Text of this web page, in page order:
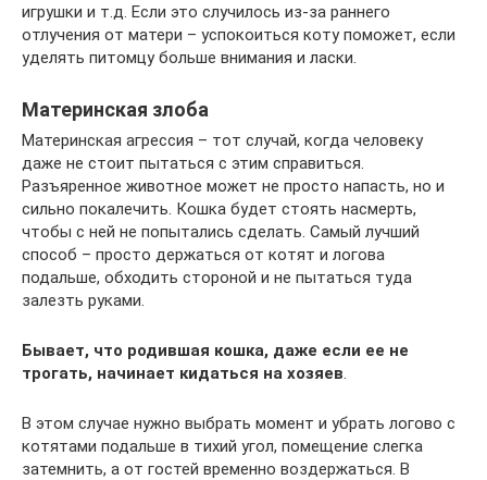
игрушки и т.д. Если это случилось из-за раннего
отлучения от матери – успокоиться коту поможет, если
уделять питомцу больше внимания и ласки.
Материнская злоба
Материнская агрессия – тот случай, когда человеку
даже не стоит пытаться с этим справиться.
Разъяренное животное может не просто напасть, но и
сильно покалечить. Кошка будет стоять насмерть,
чтобы с ней не попытались сделать. Самый лучший
способ – просто держаться от котят и логова
подальше, обходить стороной и не пытаться туда
залезть руками.
Бывает, что родившая кошка, даже если ее не
трогать, начинает кидаться на хозяев
В этом случае нужно выбрать момент и убрать логово с
котятами подальше в тихий угол, помещение слегка
затемнить, а от гостей временно воздержаться. В